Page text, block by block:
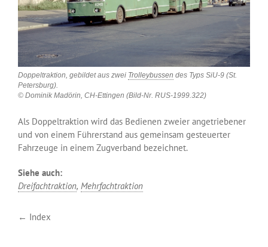
Doppeltraktion, gebildet aus zwei Trolleybussen des Typs SiU-9 (St.
Petersburg).
© Dominik Madörin, CH-Ettingen (Bild-Nr. RUS-1999.322)
Als Doppeltraktion wird das Bedienen zweier angetriebener
und von einem Führerstand aus gemeinsam gesteuerter
Fahrzeuge in einem Zugverband bezeichnet.
Siehe auch:
Dreifachtraktion, Mehrfachtraktion
← Index